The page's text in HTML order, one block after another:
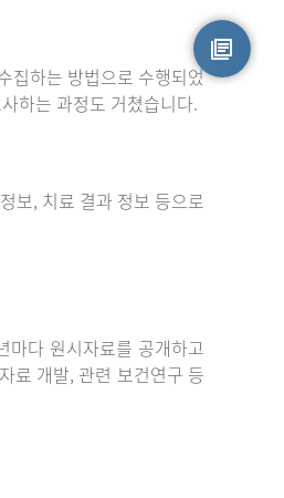
집하는 방법으로 수행되었
하는 과정도 거쳤습니다.
보, 치료 결과 정보 등으로
마다 원시자료를 공개하고
료 개발, 관련 보건연구 등
원시자료